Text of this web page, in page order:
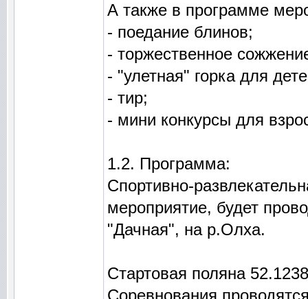
А также в программе
- поедание блинов;
- торжественное
- "улетная" горка для
- тир;
- мини конкурсы для
1.2. Программа:
Спортивно-
мероприятие, будет
"Дачная", на р.Олха.
Стартовая поляна
Соревнования